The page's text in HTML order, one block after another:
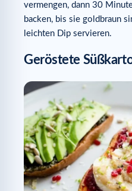
vermengen, dann 30
backen, bis sie goldbraun
leichten Dip servieren.
Geröstete